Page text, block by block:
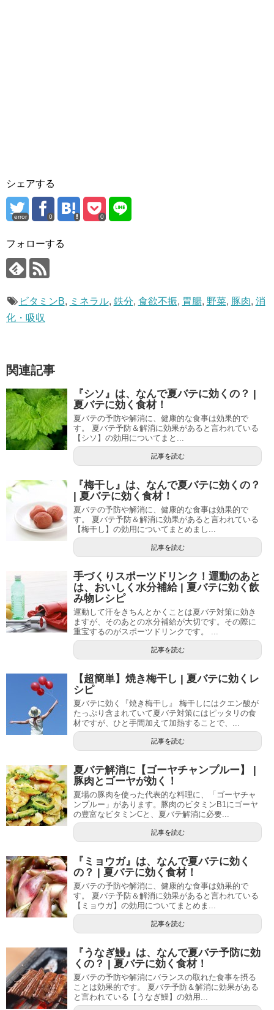
シェアする
error 0 0
フォローする
ビタミンB, ミネラル, 鉄分, 食欲不振, 胃腸, 野菜, 豚肉, 消
化・吸収
関連記事
『シソ』は、なんで夏バテに効くの？ |
夏バテに効く食材！
夏バテの予防や解消に、健康的な食事は効果的で
す。 夏バテ予防＆解消に効果があると言われている
【シソ】の効用についてまと...
記事を読む
『梅干し』は、なんで夏バテに効くの？
| 夏バテに効く食材！
夏バテの予防や解消に、健康的な食事は効果的で
す。 夏バテ予防＆解消に効果があると言われている
【梅干し】の効用についてまとめまし...
記事を読む
手づくりスポーツドリンク！運動のあと
は、おいしく水分補給 | 夏バテに効く飲
み物レシピ
運動して汗をきちんとかくことは夏バテ対策に効き
ますが、そのあとの水分補給が大切です。その際に
重宝するのがスポーツドリンクです。 ...
記事を読む
【超簡単】焼き梅干し | 夏バテに効くレ
シピ
夏バテに効く『焼き梅干し』 梅干しにはクエン酸が
たっぷり含まれていて夏バテ対策にはピッタリの食
材ですが、ひと手間加えて加熱することで、...
記事を読む
夏バテ解消に【ゴーヤチャンプルー】 |
豚肉とゴーヤが効く！
夏場の豚肉を使った代表的な料理に、「ゴーヤチャ
ンプルー」があります。豚肉のビタミンB1にゴーヤ
の豊富なビタミンCと、夏バテ解消に必要...
記事を読む
『ミョウガ』は、なんで夏バテに効く
の？ | 夏バテに効く食材！
夏バテの予防や解消に、健康的な食事は効果的で
す。 夏バテ予防＆解消に効果があると言われている
【ミョウガ】の効用についてまとめま...
記事を読む
『うなぎ鰻』は、なんで夏バテ予防に効
くの？ | 夏バテに効く食材！
夏バテの予防や解消にバランスの取れた食事を摂る
ことは効果的です。 夏バテ予防＆解消に効果がある
と言われている【うなぎ鰻】の効用...